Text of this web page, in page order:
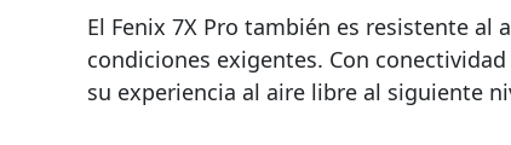
El Fenix 7X Pro también es resistente
condiciones exigentes. Con
su experiencia al aire libre al siguiente